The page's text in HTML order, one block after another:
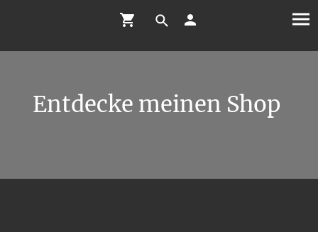
Entdecke meinen Shop